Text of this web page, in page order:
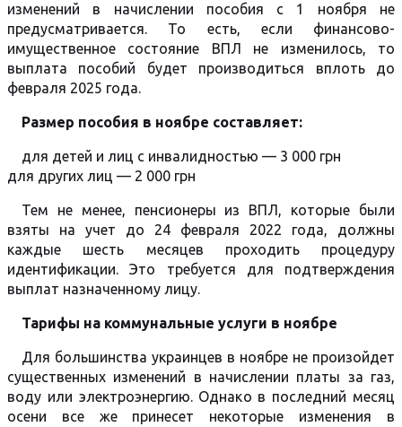
изменений в начислении пособия с 1 ноября не
предусматривается. То есть, если финансово-
имущественное состояние ВПЛ не изменилось, то
выплата пособий будет производиться вплоть до
февраля 2025 года.
Размер пособия в ноябре составляет:
для детей и лиц с инвалидностью — 3 000 грн
для других лиц — 2 000 грн
Тем не менее, пенсионеры из ВПЛ, которые были
взяты на учет до 24 февраля 2022 года, должны
каждые шесть месяцев проходить процедуру
идентификации. Это требуется для подтверждения
выплат назначенному лицу.
Тарифы на коммунальные услуги в ноябре
Для большинства украинцев в ноябре не произойдет
существенных изменений в начислении платы за газ,
воду или электроэнергию. Однако в последний месяц
осени все же принесет некоторые изменения в